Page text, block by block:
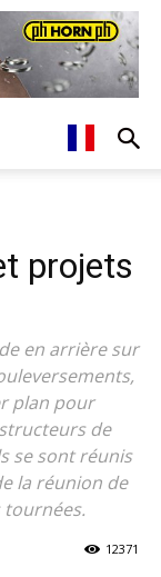
projets
en arrière sur
plan pour
de
se sont réunis
la réunion de
12371